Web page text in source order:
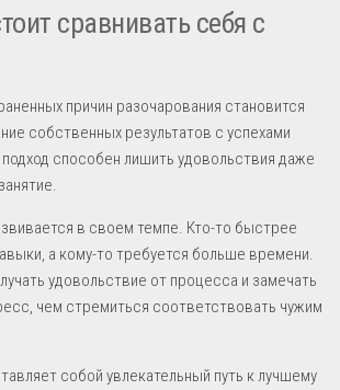
сравнивать себя с
причин разочарования становится
собственных результатов с успехами
способен лишить удовольствия даже
в своем темпе. Кто-то быстрее
а кому-то требуется больше времени.
удовольствие от процесса и замечать
чем стремиться соответствовать чужим
собой увлекательный путь к лучшему